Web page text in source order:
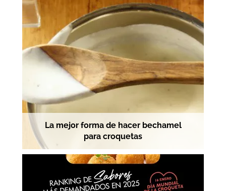
La mejor forma de hacer bechamel
para croquetas